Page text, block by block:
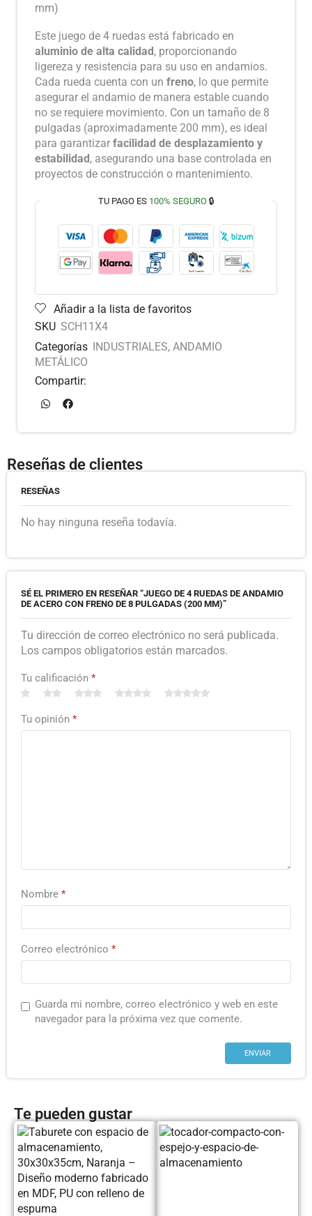
mm)
Este juego de 4 ruedas está fabricado en
aluminio de alta calidad , proporcionando
ligereza y resistencia para su uso en andamios.
Cada rueda cuenta con un freno, lo que permite
asegurar el andamio de manera estable cuando
no se requiere movimiento. Con un tamaño de 8
pulgadas (aproximadamente 200 mm), es ideal
para garantizar facilidad de desplazamiento y
estabilidad , asegurando una base controlada en
proyectos de construcción o mantenimiento.
TU PAGO ES 100% SEGURO🔒
Añadir a la lista de favoritos
SKU SCH11X4
Categorías
INDUSTRIALES, ANDAMIO
METÁLICO
Compartir:
Reseñas de clientes
RESEÑAS
No hay ninguna reseña todavía.
SÉ EL PRIMERO EN RESEÑAR “JUEGO DE 4 RUEDAS DE ANDAMIO
DE ACERO CON FRENO DE 8 PULGADAS (200 MM)”
Tu dirección de correo electrónico no será publicada.
Los campos obligatorios están marcados.
Tu calificación *
Tu opinión *
Nombre *
Correo electrónico *
Guarda mi nombre, correo electrónico y web en este
navegador para la próxima vez que comente.
Te pueden gustar